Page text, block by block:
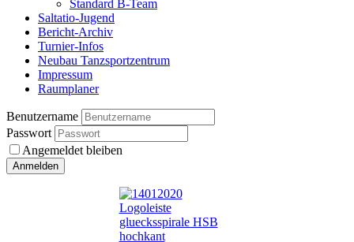
Standard B-Team
Saltatio-Jugend
Bericht-Archiv
Turnier-Infos
Neubau Tanzsportzentrum
Impressum
Raumplaner
Benutzername
Passwort
Angemeldet bleiben